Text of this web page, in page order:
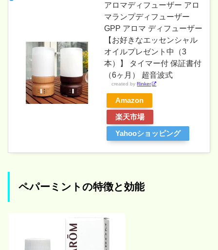
アロマディフューザー アロ
マランプディフューザー
GPP アロマ ディフューザー
【お好きなエッセンシャル
オイルプレゼント中（3
本）】 タイマー付 保証書付
（6ヶ月） 超音波式
created byRinker
Amazon
楽天市場
Yahooショッピング
ペパーミントの特徴と効能